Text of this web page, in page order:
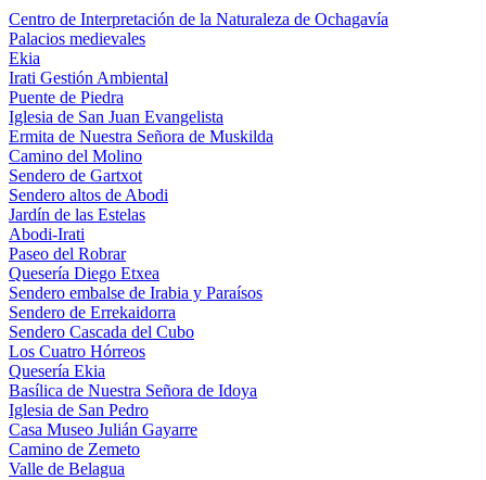
Centro de Interpretación de la Naturaleza de Ochagavía
Palacios medievales
Ekia
Irati Gestión Ambiental
Puente de Piedra
Iglesia de San Juan Evangelista
Ermita de Nuestra Señora de Muskilda
Camino del Molino
Sendero de Gartxot
Sendero altos de Abodi
Jardín de las Estelas
Abodi-Irati
Paseo del Robrar
Quesería Diego Etxea
Sendero embalse de Irabia y Paraísos
Sendero de Errekaidorra
Sendero Cascada del Cubo
Los Cuatro Hórreos
Quesería Ekia
Basílica de Nuestra Señora de Idoya
Iglesia de San Pedro
Casa Museo Julián Gayarre
Camino de Zemeto
Valle de Belagua